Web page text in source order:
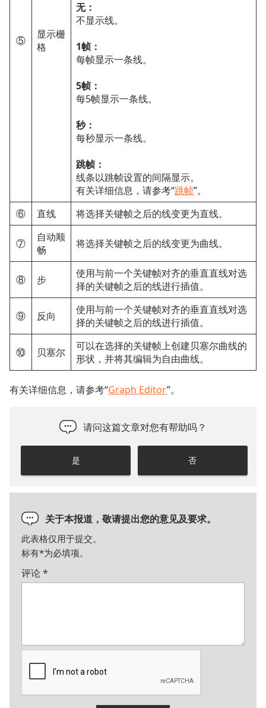
⑤
显示栅
格
无：
不显示线。
1帧：
每帧显示一条线。
5帧：
每5帧显示一条线。
秒：
每秒显示一条线。
跳帧：
线条以跳帧设置的间隔显示。
有关详细信息，请参考“跳帧”。
⑥
直线 将选择关键帧之后的线变更为直线。
⑦
自动顺
畅
将选择关键帧之后的线变更为曲线。
⑧ 步
使用与前一个关键帧对齐的垂直直线对选
择的关键帧之后的线进行插值。
⑨ 反向
使用与前一个关键帧对齐的垂直直线对选
择的关键帧之后的线进行插值。
⑩ 贝塞尔
可以在选择的关键帧上创建贝塞尔曲线的
形状，并将其编辑为自由曲线。
有关详细信息，请参考“Graph Editor”。
请问这篇文章对您有帮助吗？
是 否
关于本报道，敬请提出您的意见及要求。
此表格仅用于提交。
标有*为必填项。
评论*